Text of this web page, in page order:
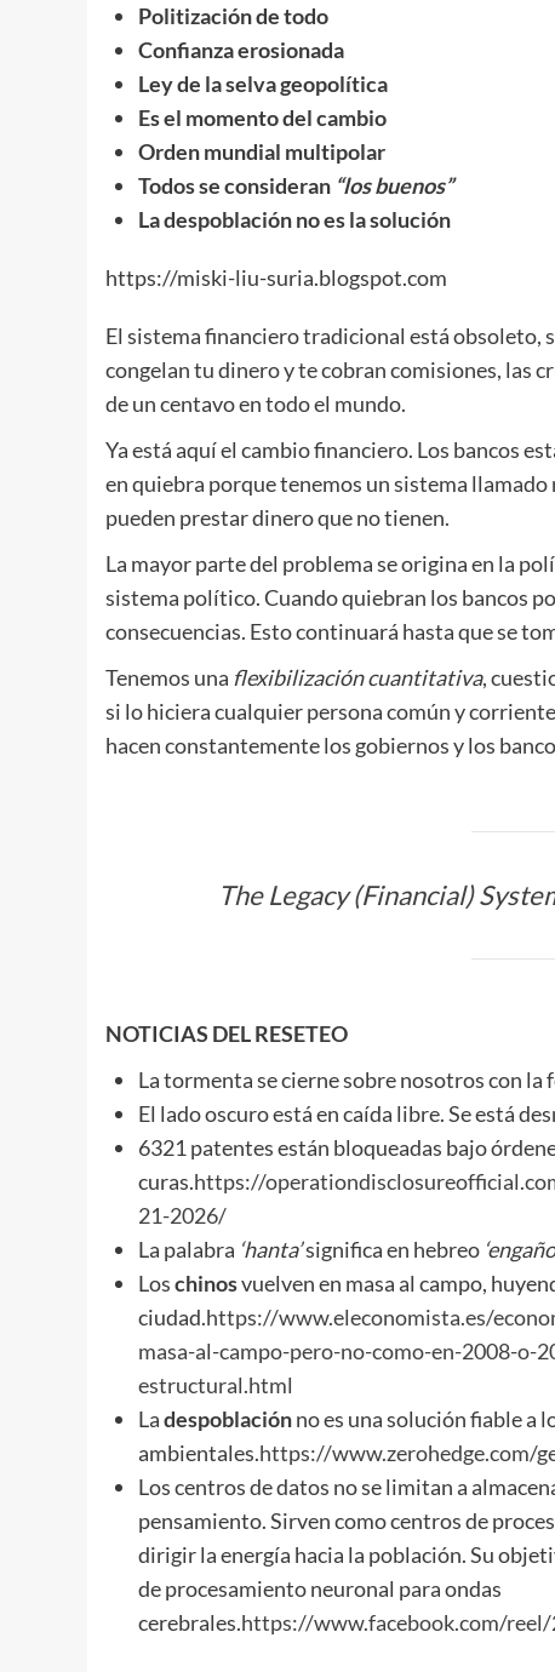
Politización de todo
Confianza erosionada
Ley de la selva geopolítica
Es el momento del cambio
Orden mundial multipolar
Todos se consideran “los buenos”
La despoblación no es la solución
https://miski-liu-suria.blogspot.com
El sistema financiero tradicional está obsoleto,
congelan tu dinero y te cobran comisiones, las
de un centavo en todo el mundo.
Ya está aquí el cambio financiero. Los bancos
en quiebra porque tenemos un sistema
pueden prestar dinero que no tienen.
La mayor parte del problema se origina en la
sistema político. Cuando quiebran los bancos
consecuencias. Esto continuará hasta que se
Tenemos una flexibilización cuantitativa,
si lo hiciera cualquier persona común y
hacen constantemente los gobiernos y los
The Legacy (Financial)
NOTICIAS DEL RESETEO
La tormenta se cierne sobre nosotros con la
El lado oscuro está en caída libre. Se está
6321 patentes están bloqueadas bajo
curas.https://
21-2026/
La palabra ‘hanta’significa en hebreo
Loschinosvuelven en masa al campo,
ciudad.https://www.eleconomista.es/
masa-al-campo-pero-no-como-en-2008-o-
estructural.html
Ladespoblaciónno es una solución fiable a
ambientales.https://www.zerohedge.com/
Los centros de datos no se limitan a
pensamiento. Sirven como centros de
dirigir la energía hacia la población. Su
de procesamiento neuronal para ondas
cerebrales.https://www.facebook.com/